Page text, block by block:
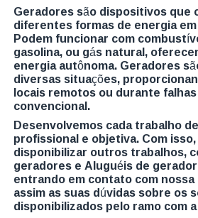
Geradores são dispositivos que
diferentes formas de energia
Podem funcionar com
gasolina, ou gás natural,
energia autônoma. Geradores
diversas situações,
locais remotos ou durante
convencional.
Desenvolvemos cada trabalho
profissional e objetiva. Com
disponibilizar outros trabalhos,
geradores e Aluguéis de
entrando em contato com
assim as suas dúvidas sobre os
disponibilizados pelo ramo com